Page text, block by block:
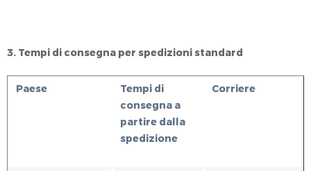
3. Tempi di consegna per spedizioni standard
Paese
Tempi di
consegna a
partire dalla
spedizione
Corriere